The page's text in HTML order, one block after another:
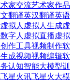
家交流艺术家作品
翻译英汉翻译英语
虚拟人 虚拟人生成虚
字人 虚拟直播虚拟
作工具视频制作软
成视频视频编辑软
认知智能大模型训
星火讯飞星火大模